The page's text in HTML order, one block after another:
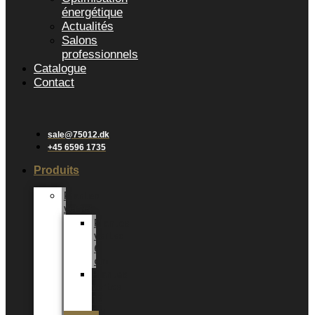
énergétique
Actualités
Salons
professionnels
Catalogue
Contact
sale@75012.dk
+45 6596 1735
Produits
Plantes
vertes
Plantes
vertes
6
cm
CM